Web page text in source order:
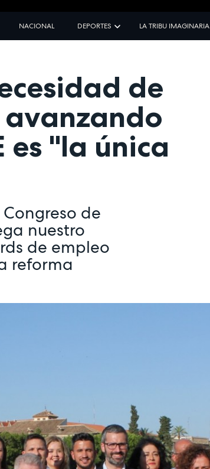
NACIONAL DEPORTES LA TRIBU IMAGINARIA
de
es "la única
de
nuestro
de empleo
reforma